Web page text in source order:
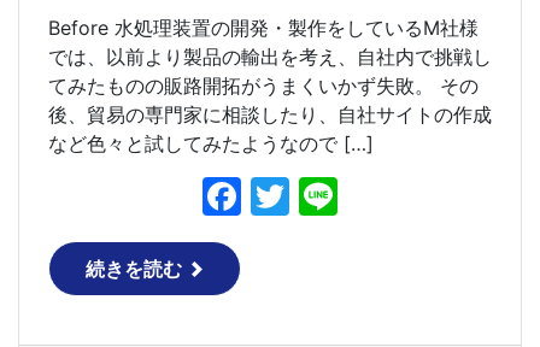
Before 水処理装置の開発・製作をしているM社様
では、以前より製品の輸出を考え、自社内で挑戦し
てみたものの販路開拓がうまくいかず失敗。 その
後、貿易の専門家に相談したり、自社サイトの作成
など色々と試してみたようなので […]
F T
続きを読む